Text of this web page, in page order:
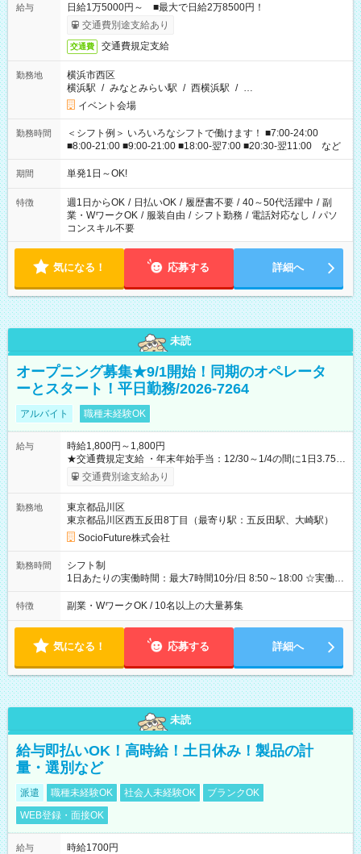
給与
日給1万5000円～ ■最大で日給2万8500円！
交通費別途支給あり
交通費 交通費規定支給
勤務地
横浜市西区
横浜駅 / みなとみらい駅 / 西横浜駅 / …
イベント会場
勤務時間
＜シフト例＞ いろいろなシフトで働けます！ ■7:00-24:00
■8:00-21:00 ■9:00-21:00 ■18:00-翌7:00 ■20:30-翌11:00 など
期間 単発1日～OK!
特徴 週1日からOK / 日払いOK / 履歴書不要 / 40～50代活躍中 / 副
業・WワークOK / 服装自由 / シフト勤務 / 電話対応なし / パソ
コンスキル不要
気になる！ 応募する 詳細へ
未読
オープニング募集★9/1開始！同期のオペレータ
ーとスタート！平日勤務/2026-7264
アルバイト 職種未経験OK
給与
時給1,800円～1,800円
★交通費規定支給 ・年末年始手当：12/30～1/4の間に1日3.75h
以上勤務で下記支給 12/31～1/3が1日5000円 12/30と1/4が
1日2500円 【試用期間】試用期間あり 試用期間の長さ：2ヶ月
までの契約となります。
交通費別途支給あり
勤務地
東京都品川区
東京都品川区西五反田8丁目（最寄り駅：五反田駅、大崎駅）
SocioFuture株式会社
勤務時間
シフト制
1日あたりの実働時間：最大7時間10分/日 8:50～18:00 ☆実働7
時間10分、休憩60分 ☆平日週5日勤務 ＜シフト例＞ 8:50～
17:00 9:50～18:00
特徴 副業・WワークOK / 10名以上の大量募集
気になる！ 応募する 詳細へ
未読
給与即払いOK！高時給！土日休み！製品の計
量・選別など
派遣 職種未経験OK 社会人未経験OK
ブランクOK
WEB登録・面接OK
給与
時給1700円